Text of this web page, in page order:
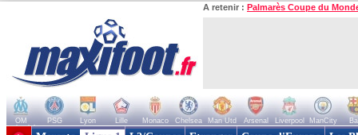
A retenir : Palmarès Coupe du
OM PSG Lyon Lille Monaco Chelsea Man Utd Arsenal Liverpool ManCity
+ de clubs